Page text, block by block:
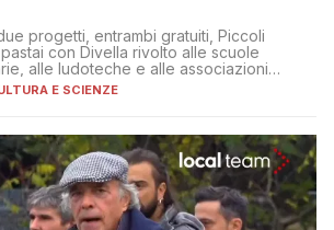
progetti, entrambi gratuiti, Piccoli
con Divella rivolto alle scuole
alle ludoteche e alle associazioni
di bambini con ADHD
E SCIENZE